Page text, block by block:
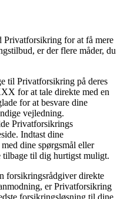
Privatforsikring for at få mere
er der flere måder, du
til Privatforsikring på deres
for at tale direkte med en
for at besvare dine
vejledning.
Privatforsikrings
Indtast dine
dine spørgsmål eller
til dig hurtigst muligt.
forsikringsrådgiver direkte
er Privatforsikring